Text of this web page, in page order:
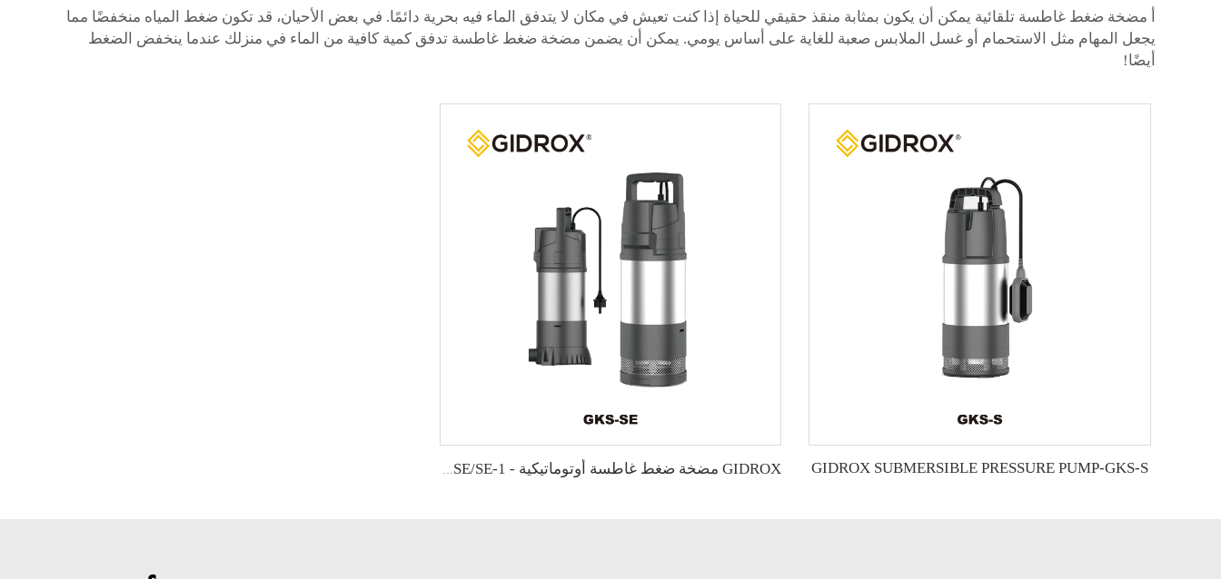
مضخة ضغط غاطسة تلقائية يمكن أن يكون بمثابة منقذ حقيقي للحياة إذا كنت تعيش في مكان لا يتدفق الماء فيه بحرية دائمًا. في بعض الأحيان، قد تكون ضغط المياه منخفضًا مما
يجعل المهام مثل الاستحمام أو غسل الملابس صعبة للغاية على أساس يومي. يمكن أن يضمن مضخة ضغط غاطسة تدفق كمية كافية من الماء في منزلك عندما ينخفض الضغط
أيضًا!
GIDROX SUBMERSIBLE PRESSURE PUMP-GKS-S